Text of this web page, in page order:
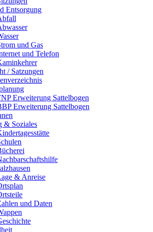
Entsorgung
und Gas
und Telefon
/ Satzungen
Erweiterung Sattelbogen
Erweiterung Sattelbogen
& Soziales
& Anreise
und Daten